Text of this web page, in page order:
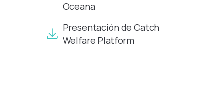
Oceana
Presentación de Catch
Welfare Platform